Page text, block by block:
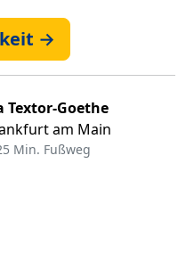
→
Textor-Goethe
am Main
Min. Fußweg